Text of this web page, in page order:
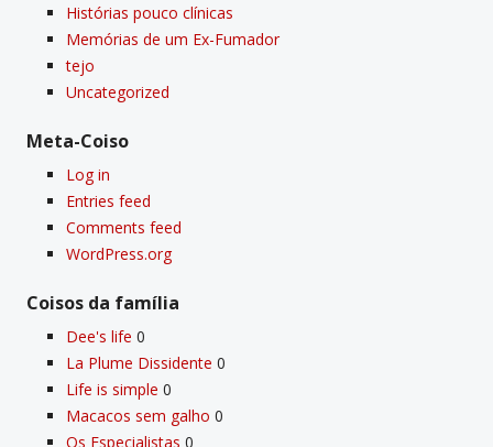
Histórias pouco clí­nicas
Memórias de um Ex-Fumador
tejo
Uncategorized
Meta-Coiso
Log in
Entries feed
Comments feed
WordPress.org
Coisos da famí­lia
Dee's life 0
La Plume Dissidente 0
Life is simple 0
Macacos sem galho 0
Os Especialistas 0